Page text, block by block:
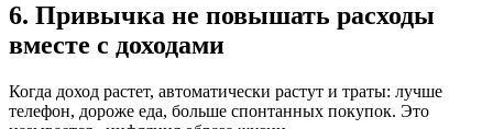
6. Привычка не повышать расходы
вместе с доходами
Когда доход растет, автоматически растут и траты: лучше
телефон, дороже еда, больше спонтанных покупок. Это